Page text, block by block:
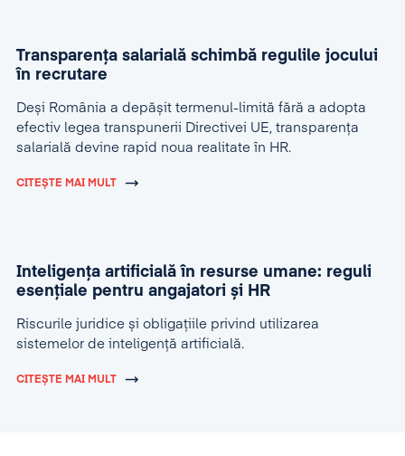
Transparența salarială schimbă regulile jocului
în recrutare
Deși România a depășit termenul-limită fără a adopta
efectiv legea transpunerii Directivei UE, transparența
salarială devine rapid noua realitate în HR.
CITEȘTE MAI MULT
Inteligența artificială în resurse umane: reguli
esențiale pentru angajatori și HR
Riscurile juridice și obligațiile privind utilizarea
sistemelor de inteligență artificială.
CITEȘTE MAI MULT